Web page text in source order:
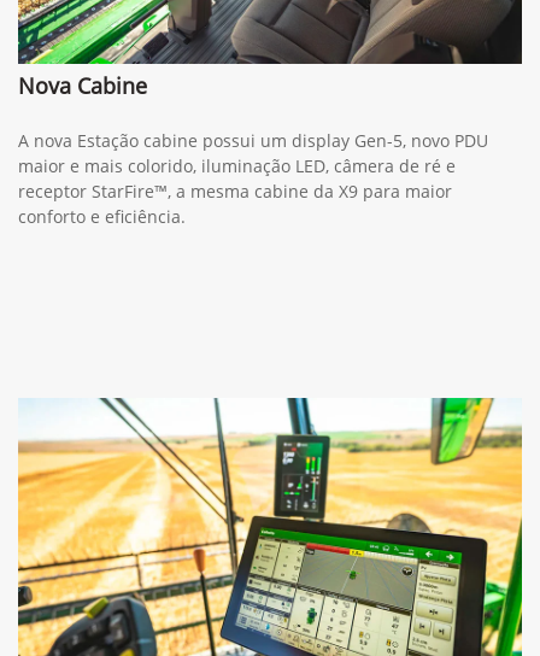
Nova Cabine
A nova Estação cabine possui um display Gen-5, novo PDU
maior e mais colorido, iluminação LED, câmera de ré e
receptor StarFire™, a mesma cabine da X9 para maior
conforto e eficiência.